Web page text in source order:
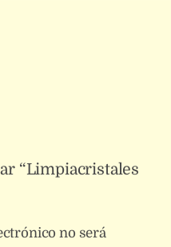
“Limpiacristales
no será